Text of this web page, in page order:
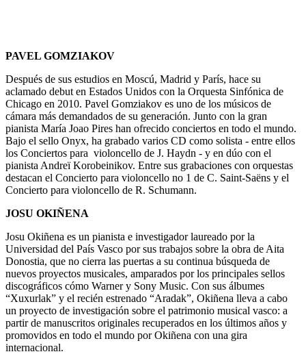
PAVEL GOMZIAKOV
Después de sus estudios en Moscú, Madrid y París, hace su
aclamado debut en Estados Unidos con la Orquesta Sinfónica de
Chicago en 2010. Pavel Gomziakov es uno de los músicos de
cámara más demandados de su generación. Junto con la gran
pianista María Joao Pires han ofrecido conciertos en todo el mundo.
Bajo el sello Onyx, ha grabado varios CD como solista - entre ellos
los Conciertos para violoncello de J. Haydn - y en dúo con el
pianista Andreï Korobeinikov. Entre sus grabaciones con orquestas
destacan el Concierto para violoncello no 1 de C. Saint-Saëns y el
Concierto para violoncello de R. Schumann.
JOSU OKIÑENA
Josu Okiñena es un pianista e investigador laureado por la
Universidad del País Vasco por sus trabajos sobre la obra de Aita
Donostia, que no cierra las puertas a su continua búsqueda de
nuevos proyectos musicales, amparados por los principales sellos
discográficos cómo Warner y Sony Music. Con sus álbumes
“Xuxurlak” y el recién estrenado “Aradak”, Okiñena lleva a cabo
un proyecto de investigación sobre el patrimonio musical vasco: a
partir de manuscritos originales recuperados en los últimos años y
promovidos en todo el mundo por Okiñena con una gira
internacional.